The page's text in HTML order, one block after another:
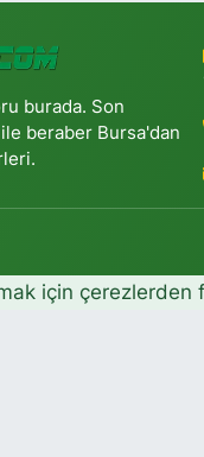
burada. Son
beraber Bursa'dan
için çerezlerden